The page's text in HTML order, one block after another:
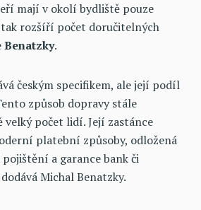
mají v okolí bydliště pouze
rozšíří počet doručitelných
Benatzky.
českým specifikem, ale její podíl
způsob dopravy stále
počet lidí. Její zastánce
platební způsoby, odložená
a garance bank či
Michal Benatzky.